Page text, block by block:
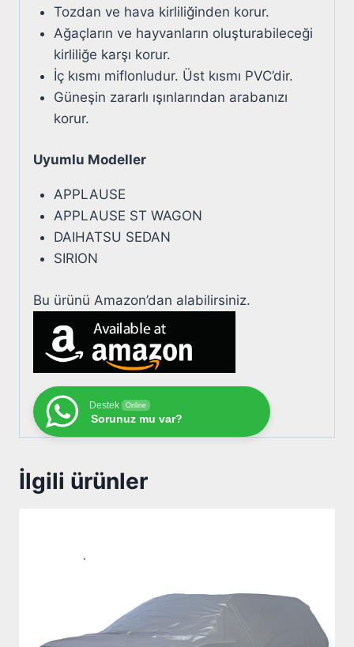
Tozdan ve hava kirliliğinden korur.
Ağaçların ve hayvanların oluşturabileceği
kirliliğe karşı korur.
İç kısmı miflonludur. Üst kısmı PVC’dir.
Güneşin zararlı ışınlarından arabanızı
korur.
Uyumlu Modeller
APPLAUSE
APPLAUSE ST WAGON
DAIHATSU SEDAN
SIRION
Bu ürünü Amazon’dan alabilirsiniz.
Destek Online
Sorunuz mu var?
İlgili ürünler